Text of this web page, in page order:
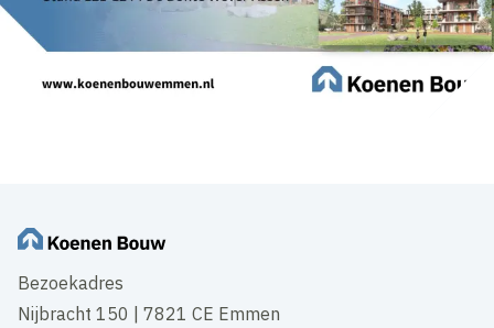
Bezoekadres
Nijbracht 150 | 7821 CE Emmen